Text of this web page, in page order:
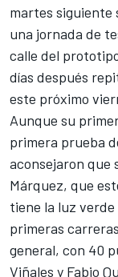
martes siguiente
una jornada de
calle del
días después
este próximo
Aunque su
primera prueba
aconsejaron que
Márquez, que
tiene la luz
primeras
general, con 40
Viñales y Fabio